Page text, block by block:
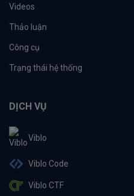
Videos
Thảo luận
Công cụ
Trạng thái hệ thống
DỊCH VỤ
Viblo
Viblo Code
Viblo CTF